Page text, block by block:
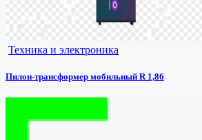
Техника и электроника
Пилон-трансформер мобильный R 1,86